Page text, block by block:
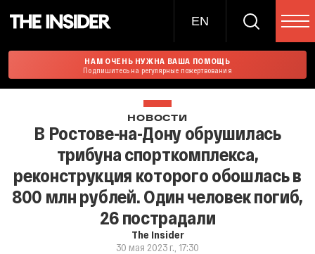
EN
НАМ ОЧЕНЬ НУЖНА ВАША ПОМОЩЬ
Подпишитесь на регулярные пожертвования
НОВОСТИ
В Ростове-на-Дону обрушилась
трибуна спорткомплекса,
реконструкция которого обошлась в
800 млн рублей. Один человек погиб,
26 пострадали
The Insider
30 мая 2023 г., 17:30